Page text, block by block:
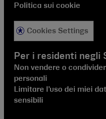
Politica sui cookie
Cookies Settings
Per i residenti negli
Non vendere o
personali
Limitare l’uso dei miei
sensibili